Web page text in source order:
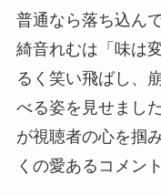
普通なら落ち込ん
綺音れむは「味は
るく笑い飛ばし、
べる姿を見せまし
が視聴者の心を掴
くの愛あるコメン